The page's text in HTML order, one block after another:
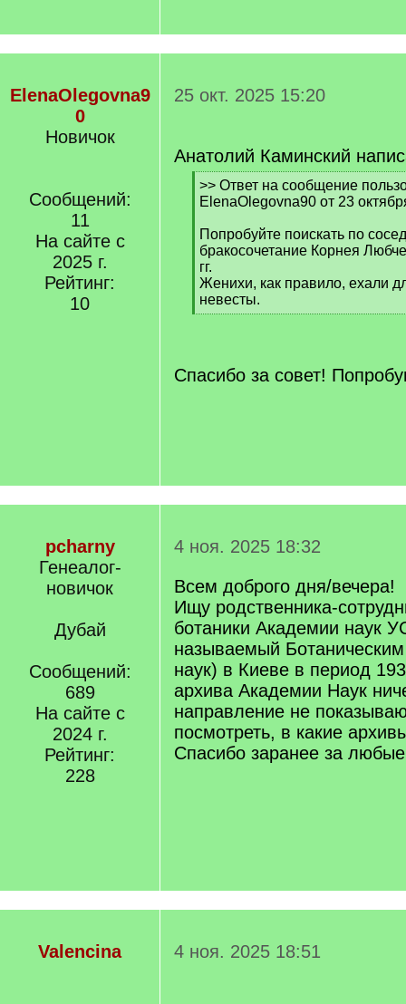
ElenaOlegovna9
0
Новичок
Сообщений:
11
На сайте с
2025 г.
Рейтинг:
10
25 окт. 2025 15:20
Анатолий Каминский
[
q
>> Ответ на сообщение
ElenaOlegovna90 от 23
Попробуйте поискать по
бракосочетание Корнея
гг.
Женихи, как правило, ехали
невесты.
[
Спасибо за совет!
pcharny
Генеалог-
новичок
Дубай
Сообщений:
689
На сайте с
2024 г.
Рейтинг:
228
4 ноя. 2025 18:32
Всем доброго дня/вечера!
Ищу родственника-
ботаники Академии наук
называемый
наук) в Киеве в период
архива Академии Наук
направление не
посмотреть, в какие
Спасибо заранее за
Valencina 4 ноя. 2025 18:51